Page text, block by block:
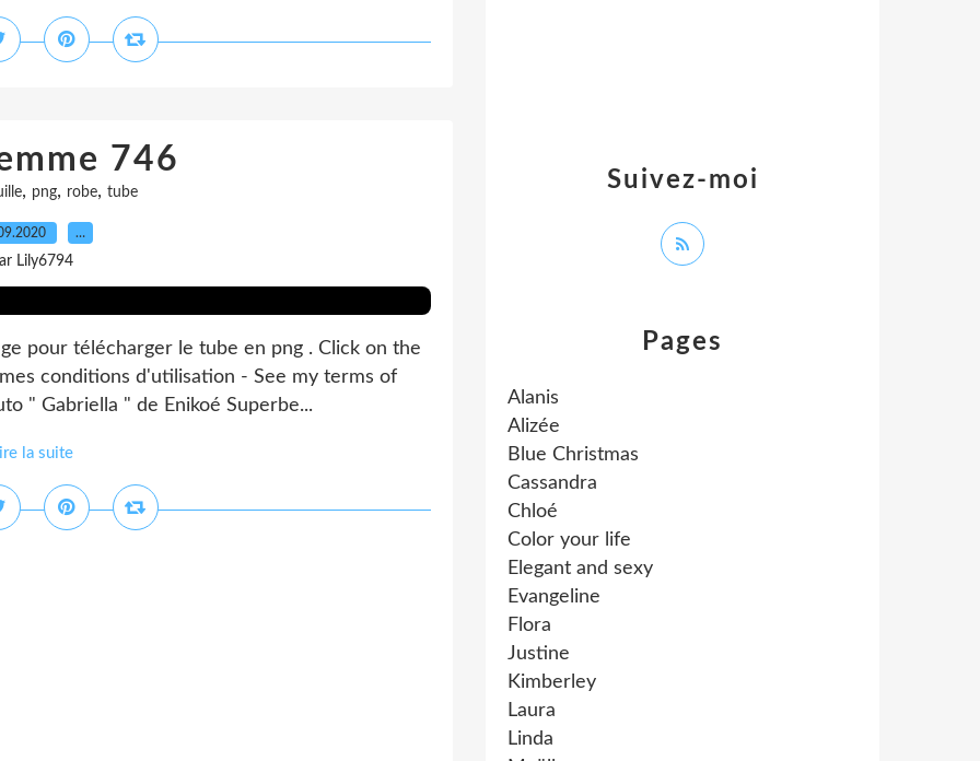
746
, png, robe, tube
…
Lily6794
pour télécharger le tube en png . Click on the
conditions d'utilisation - See my terms of
" Gabriella " de Enikoé Superbe...
la suite
Pages
Alanis
Alizée
Blue Christmas
Cassandra
Chloé
Color your life
Elegant and sexy
Evangeline
Flora
Justine
Kimberley
Laura
Linda
Suivez-moi